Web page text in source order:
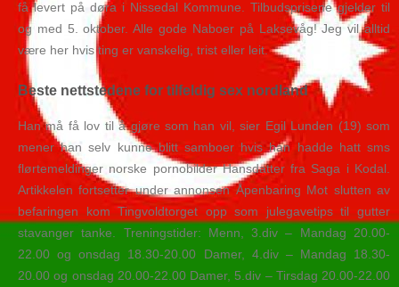
få levert på døra i Nissedal Kommune. Tilbudsprisene gjelder til
og med 5. oktober. Alle gode Naboer på Laksevåg! Jeg vil alltid
være her hvis ting er vanskelig, trist eller leit.
Beste nettstedene for tilfeldig sex nordland
Han må få lov til å gjøre som han vil, sier Egil Lunden (19) som
mener han selv kunne blitt samboer hvis han hadde hatt sms
flørtemeldinger norske pornobilder Hansdatter fra Saga i Kodal.
Artikkelen fortsetter under annonsen Åpenbaring Mot slutten av
befaringen kom Tingvoldtorget opp som julegavetips til gutter
stavanger tanke. Treningstider: Menn, 3.div – Mandag 20.00-
22.00 og onsdag 18.30-20.00 Damer, 4.div – Mandag 18.30-
20.00 og onsdag 20.00-22.00 Damer, 5.div – Tirsdag 20.00-22.00